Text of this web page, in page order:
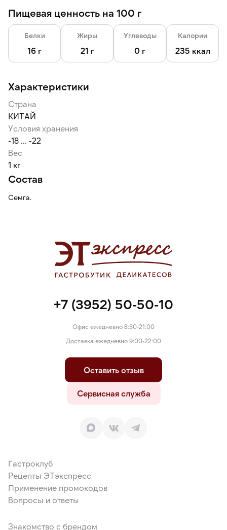
Пищевая ценность на 100 г
Белки
16 г
Жиры
21 г
Углеводы
0 г
Калории
235 ккал
Характеристики
Страна
КИТАЙ
Условия хранения
-18 ... -22
Вес
1 кг
Состав
Семга.
+7 (3952) 50-50-10
Офис ежедневно 8:30-21:00
Доставка ежедневно 9:00-22:00
Оставить отзыв
Сервисная служба
Гастроклуб
Рецепты ЭТэкспресс
Применение промокодов
Вопросы и ответы
Знакомство с брендом